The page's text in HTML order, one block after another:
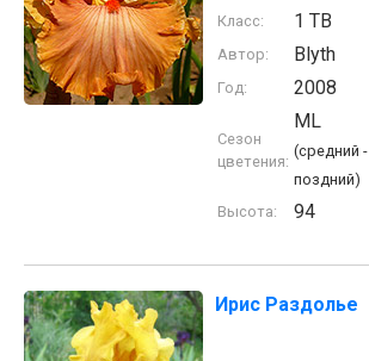
Класс: 1 TB
Автор: Blyth
Год: 2008
Сезон
цветения:
ML
(средний -
поздний)
Высота:
94
Ирис Раздолье